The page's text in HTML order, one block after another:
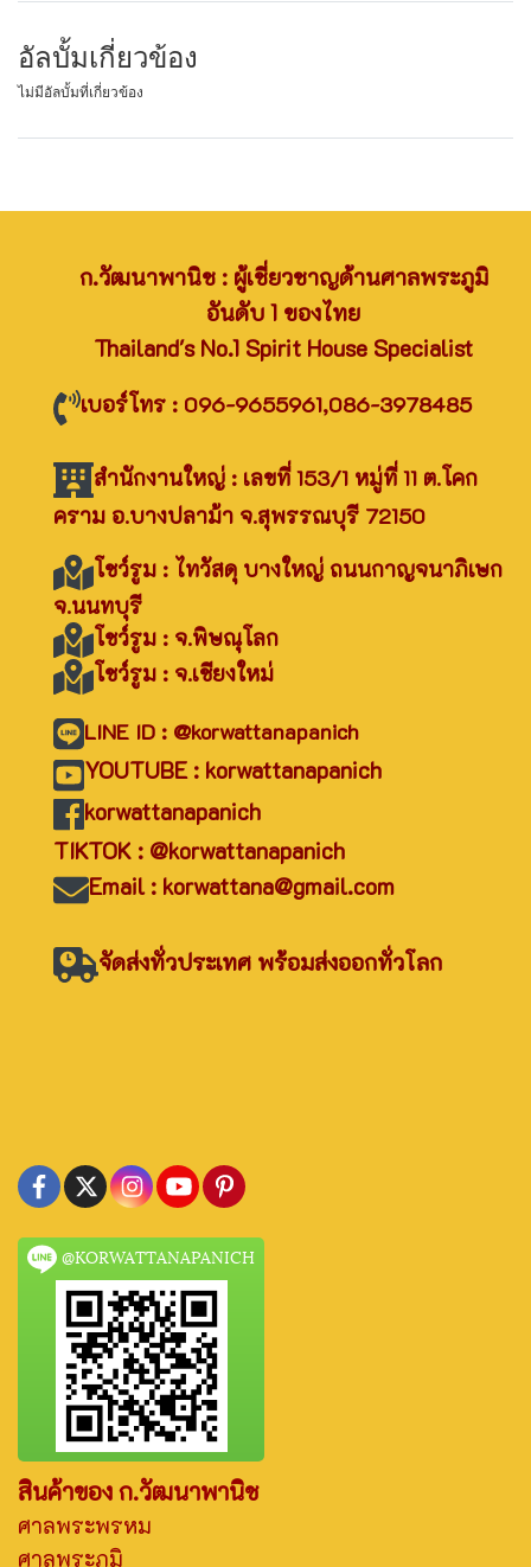
อัลบั้มเกี่ยวข้อง
ไม่มีอัลบั้มที่เกี่ยวข้อง
ก.วัฒนาพานิช : ผู้เชี่ยวชาญด้านศาลพระภูมิ
อันดับ 1 ของไทย
Thailand's No.1 Spirit House Specialist
เบอร์โทร : 096-9655961,086-3978485
สำนักงานใหญ่ : เลขที่ 153/1 หมู่ที่ 11 ต.โคก
คราม อ.บางปลาม้า จ.สุพรรณบุรี 72150
โชว์รูม : ไทวัสดุ บางใหญ่ ถนนกาญจนาภิเษก
จ.นนทบุรี
โชว์รูม : จ.พิษณุโลก
โชว์รูม : จ.เชียงใหม่
LINE ID : @korwattanapanich
YOUTUBE : korwattanapanich
korwattanapanich
TIKTOK : @korwattanapanich
Email : korwattana@gmail.com
จัดส่งทั่วประเทศ พร้อมส่งออกทั่วโลก
@KORWATTANAPANICH
สินค้าของ ก.วัฒนาพานิช
ศาลพระพรหม
ศาลพระภูมิ